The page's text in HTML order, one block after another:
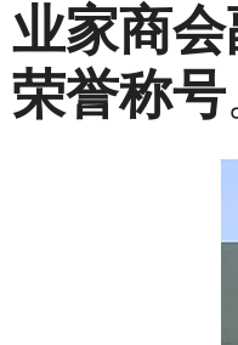
业家商
荣誉称号